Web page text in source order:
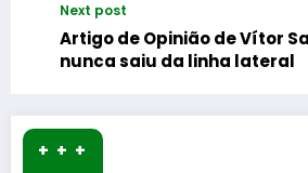
Next post
Artigo de Opinião de Vítor
nunca saiu da linha lateral
+ + +